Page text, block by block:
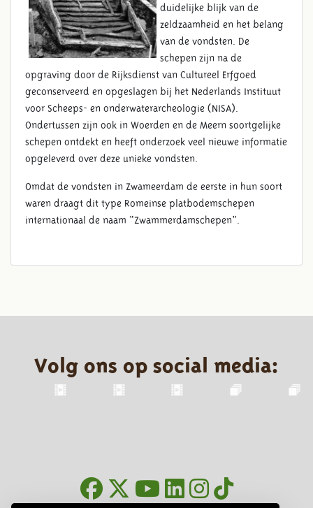
duidelijke blijk van de
zeldzaamheid en het belang
van de vondsten. De
schepen zijn na de
opgraving door de Rijksdienst van Cultureel Erfgoed
geconserveerd en opgeslagen bij het Nederlands Instituut
voor Scheeps- en onderwaterarcheologie (NISA).
Ondertussen zijn ook in Woerden en de Meern soortgelijke
schepen ontdekt en heeft onderzoek veel nieuwe informatie
opgeleverd over deze unieke vondsten.
Omdat de vondsten in Zwameerdam de eerste in hun soort
waren draagt dit type Romeinse platbodemschepen
internationaal de naam “Zwammerdamschepen”.
Volg ons op social media: